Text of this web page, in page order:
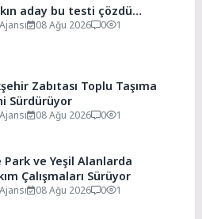
aday bu testi çözdü…
08 Ağu 2026 0 1
Zabıtası Toplu Taşıma
Sürdürüyor
08 Ağu 2026 0 1
Park ve Yeşil Alanlarda
Çalışmaları Sürüyor
08 Ağu 2026 0 1